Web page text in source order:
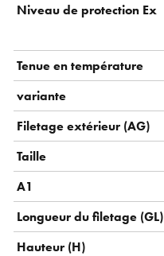
Niveau de protection Ex
Tenue en température
variante
Filetage extérieur (AG)
Taille
A1
Longueur du filetage (GL)
Hauteur (H)